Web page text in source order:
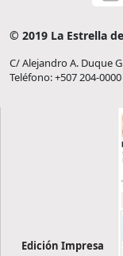
© 2019 La Estrella
C/ Alejandro A. Duque
Teléfono: +507 204-0000
Edición Impresa